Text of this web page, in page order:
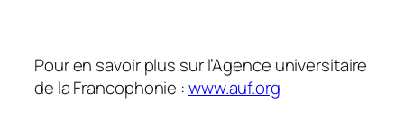
Pour en savoir plus sur l’Agence universitaire
de la Francophonie :www.auf.org